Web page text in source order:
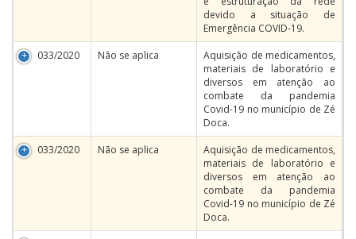
devido a situação de
Emergência COVID-19.
033/2020
Não se aplica
Aquisição de medicamentos,
materiais de laboratório e
diversos em atenção ao
combate da pandemia
Covid-19 no município de Zé
Doca.
033/2020
Não se aplica
Aquisição de medicamentos,
materiais de laboratório e
diversos em atenção ao
combate da pandemia
Covid-19 no município de Zé
Doca.